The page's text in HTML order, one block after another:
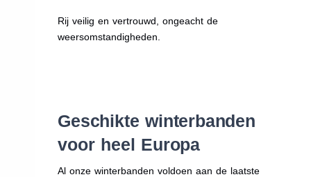
Rij veilig en vertrouwd, ongeacht de
weersomstandigheden.
Geschikte winterbanden
voor heel Europa
Al onze winterbanden voldoen aan de laatste